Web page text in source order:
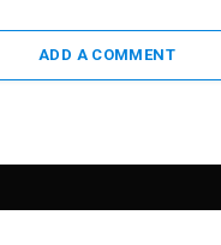
ADD A COMMENT